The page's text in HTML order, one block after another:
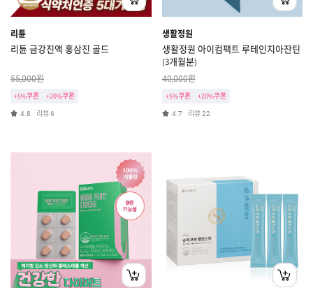
리튠
리튠 금강진액 홍삼진 골드
55,000원
+5%쿠폰 +20%쿠폰
4.8 리뷰6
생활정원
생활정원 아이컴팩트 루테인지아잔틴
(3개월분)
40,000원
+5%쿠폰 +20%쿠폰
4.7 리뷰22